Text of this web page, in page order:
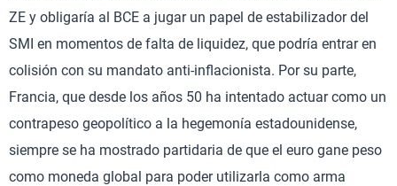
ZE y obligaría al BCE a jugar un papel de estabilizador del
SMI en momentos de falta de liquidez, que podría entrar en
colisión con su mandato anti-inflacionista. Por su parte,
Francia, que desde los años 50 ha intentado actuar como un
contrapeso geopolítico a la hegemonía estadounidense,
siempre se ha mostrado partidaria de que el euro gane peso
como moneda global para poder utilizarla como arma